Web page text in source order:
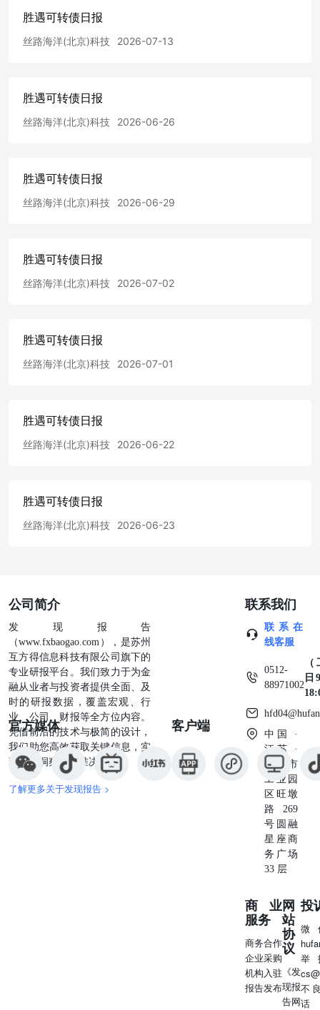
胜遇可转债日报
丝路海洋(北京)科技 2026-07-13
胜遇可转债日报
丝路海洋(北京)科技 2026-06-26
胜遇可转债日报
丝路海洋(北京)科技 2026-06-29
胜遇可转债日报
丝路海洋(北京)科技 2026-07-02
胜遇可转债日报
丝路海洋(北京)科技 2026-07-01
胜遇可转债日报
丝路海洋(北京)科技 2026-06-22
胜遇可转债日报
丝路海洋(北京)科技 2026-06-23
公司简介
发现报告
（www.fxbaogao.com），是苏州
互方得信息科技有限公司旗下的
专业研报平台。我们致力于为金
融从业者与投资者提供全面、及
时的研报数据，覆盖宏观、行
业、公司、财报等全方位内容。
凭借前沿的技术与极简的设计，
我们助您高效获取关键信息，实
现深度洞察与精准决策。
了解更多关于发现报告 >
官方媒体 客户端
联系我们
联系在
线客服
0512-
88971002
日
中国 ·
江苏 ·
苏州市
工业园
区旺墩
路269
号圆融
星座商
务广场
33 层
商业
服务
商务合作
企业采购
机构入驻
报告发布
网
站
协
议
《发
现报
告网
投
微
举
不